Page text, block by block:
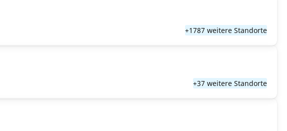
+1787 weitere Standorte
+37 weitere Standorte